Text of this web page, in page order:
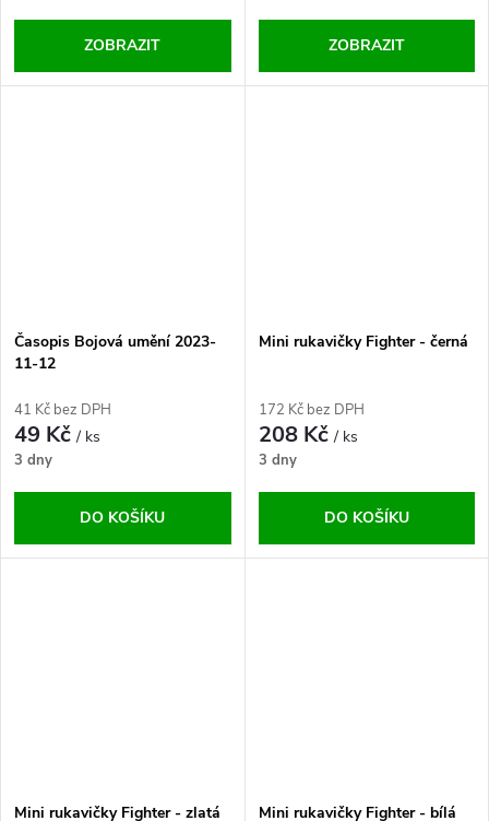
ZOBRAZIT ZOBRAZIT
Časopis Bojová umění 2023-
11-12
41 Kč bez DPH
49 Kč/ ks
3 dny
DO KOŠÍKU
Mini rukavičky Fighter - černá
172 Kč bez DPH
208 Kč/ ks
3 dny
DO KOŠÍKU
Mini rukavičky Fighter - zlatá Mini rukavičky Fighter - bílá